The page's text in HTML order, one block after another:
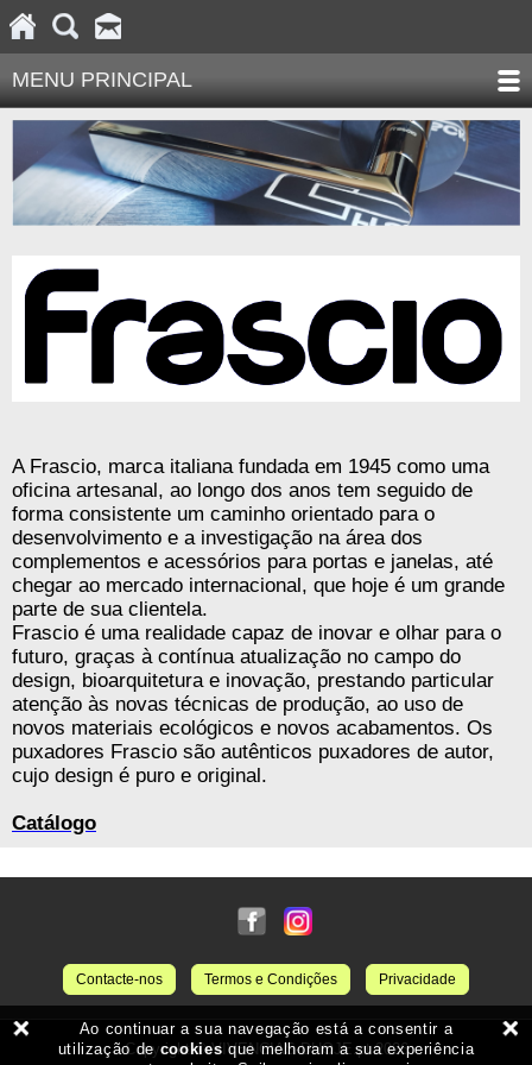
MENU PRINCIPAL
A Frascio, marca italiana fundada em 1945 como uma
oficina artesanal, ao longo dos anos tem seguido de
forma consistente um caminho orientado para o
desenvolvimento e a investigação na área dos
complementos e acessórios para portas e janelas, até
chegar ao mercado internacional, que hoje é um grande
parte de sua clientela.
Frascio é uma realidade capaz de inovar e olhar para o
futuro, graças à contínua atualização no campo do
design, bioarquitetura e inovação, prestando particular
atenção às novas técnicas de produção, ao uso de
novos materiais ecológicos e novos acabamentos. Os
puxadores Frascio são autênticos puxadores de autor,
cujo design é puro e original.
Catálogo
Contacte-nos Termos e Condições Privacidade
Copyright © VIVENCIAS-DHOJE.pt 2026